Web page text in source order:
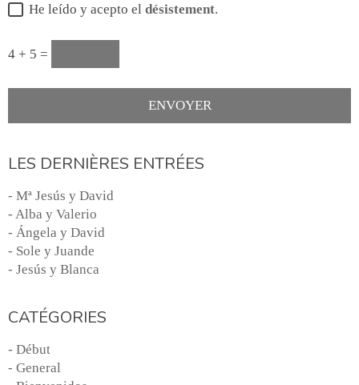
He leído y acepto el désistement.
4 + 5 =
LES DERNIÈRES ENTRÉES
- Mª Jesús y David
- Alba y Valerio
- Ángela y David
- Sole y Juande
- Jesús y Blanca
CATÉGORIES
- Début
- General